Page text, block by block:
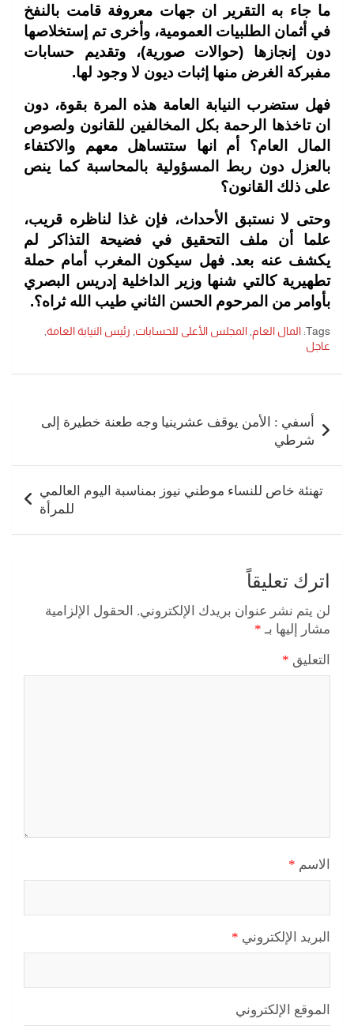
ما جاء به التقرير ان جهات معروفة قامت بالنفخ
في أثمان الطلبيات العمومية، وأخرى تم إستخلاصها
دون إنجازها (حوالات صورية)، وتقديم حسابات
مفبركة الغرض منها إثبات ديون لا وجود لها.
فهل ستضرب النيابة العامة هذه المرة بقوة، دون
ان تاخذها الرحمة بكل المخالفين للقانون ولصوص
المال العام؟ أم انها ستتساهل معهم والاكتفاء
بالعزل دون ربط المسؤولية بالمحاسبة كما ينص
على ذلك القانون؟
وحتى لا نستبق الأحداث، فإن غذا لناظره قريب،
علما أن ملف التحقيق في فضيحة التذاكر لم
يكشف عنه بعد. فهل سيكون المغرب أمام حملة
تطهيرية كالتي شنها وزير الداخلية إدريس البصري
بأوامر من المرحوم الحسن الثاني طيب الله ثراه؟.
Tags: المال العام, المجلس الأعلى للحسابات, رئيس النيابة العامة,
عاجل
المقالاتأسفي : الأمن يوقف عشرينيا وجه طعنة خطيرة إلى
شرطي
تهنئة خاص للنساء موطني نيوز بمناسبة اليوم العالمي
للمرأة
اترك تعليقاً
لن يتم نشر عنوان بريدك الإلكتروني. الحقول الإلزامية
مشار إليها بـ *
التعليق *
الاسم *
البريد الإلكتروني *
الموقع الإلكتروني